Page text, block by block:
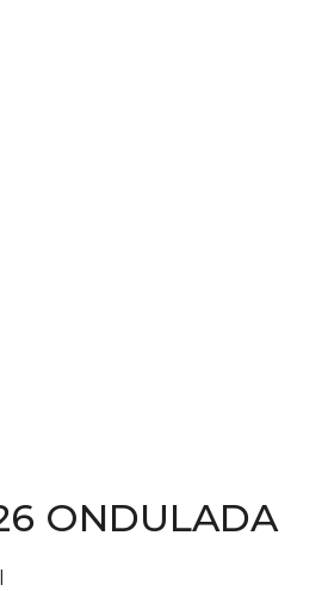
ONDULADA